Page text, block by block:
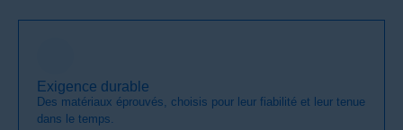
Exigence durable
Des matériaux éprouvés, choisis pour leur fiabilité et leur tenue
dans le temps.